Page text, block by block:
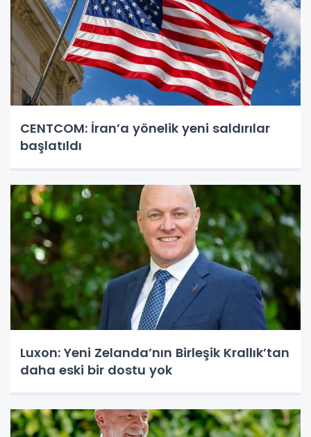
CENTCOM: İran’a yönelik yeni saldırılar
başlatıldı
Luxon: Yeni Zelanda’nın Birleşik Krallık’tan
daha eski bir dostu yok